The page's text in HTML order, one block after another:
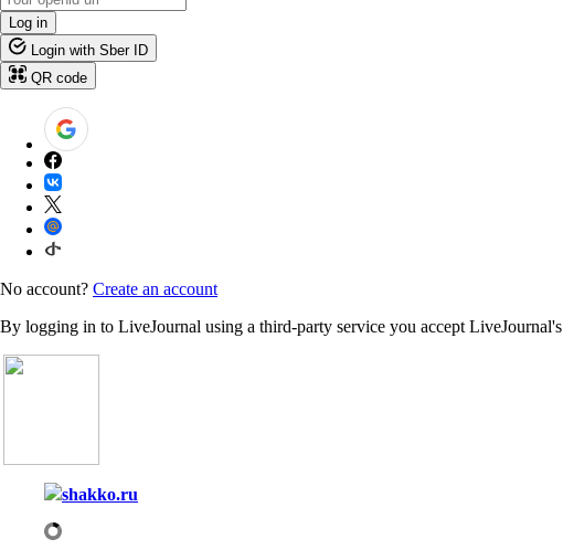
Log in
Login with Sber ID
QR code
No account? Create an account
By logging in to LiveJournal using a third-party service you accept LiveJournal's
shakko.ru